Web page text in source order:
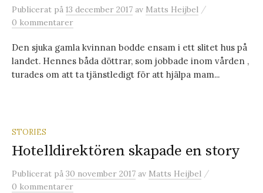
Publicerat på 13 december 2017 av Matts Heijbel /
0 kommentarer
Den sjuka gamla kvinnan bodde ensam i ett slitet hus på
landet. Hennes båda döttrar, som jobbade inom vården ,
turades om att ta tjänstledigt för att hjälpa mam...
STORIES
Hotelldirektören skapade en story
Publicerat på 30 november 2017 av Matts Heijbel /
0 kommentarer